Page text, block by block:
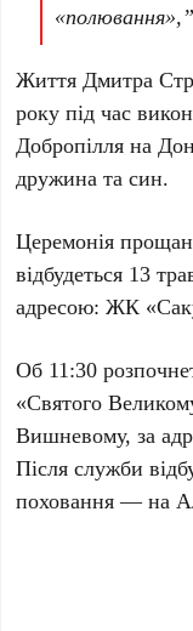
ЖиттяДмитра
року під час
Добропілля на
дружина та син.
Церемонія
відбудеться 13
адресою: ЖК
Об 11:30
«Святого
Вишневому, за
Після служби
поховання — на